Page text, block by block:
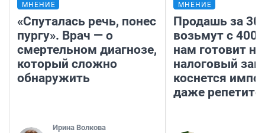
МНЕНИЕ
«Спуталась речь, понес
пургу». Врач — о
смертельном диагнозе,
который сложно
обнаружить
Ирина Волкова
МНЕНИЕ
Продашь за
возьмут с
нам готовит
налоговый
коснется
даже